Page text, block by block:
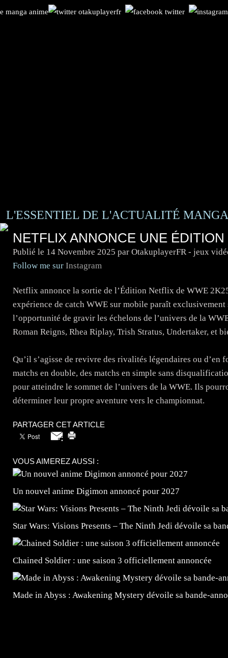
L'ESSENTIEL DE L'ACTUALITÉ
NETFLIX ANNONCE UNE
Publié le 14 Novembre 2025 par OtakuplayerFR - jeux
Follow me sur Instagram
Netflix annonce la sortie de l’Édition Netflix de WWE
expérience de catch WWE sur mobile paraît
l’opportunité de gravir les échelons de l’univers de la
Roman Reigns, Rhea Riplay, Trish Stratus, Undertaker, et
Qu’il s’agisse de revivre des rivalités légendaires ou
matchs en double, des matchs en simple sans
pour atteindre le sommet de l’univers de la WWE. Ils
déterminer leur propre aventure vers le championnat.
PARTAGER CET ARTICLE
VOUS AIMEREZ AUSSI :
Un nouvel anime Digimon annoncé pour 2027
Star Wars: Visions Presents – The Ninth Jedi dévoile sa
Chained Soldier : une saison 3 officiellement annoncée
Made in Abyss : Awakening Mystery dévoile sa bande-